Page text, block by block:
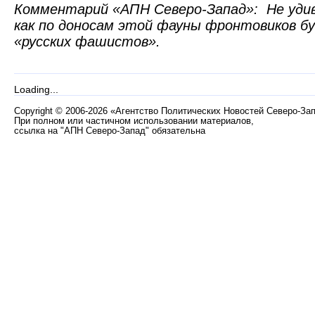
Комментарий «АПН Северо-Запад»: Не
как по доносам этой фауны фронтовиков
«русских фашистов».
Loading...
Copyright © 2006-2026 «Агентство Политических Новостей Северо-
При полном или частичном использовании материалов,
ссылка на "АПН Северо-Запад" обязательна